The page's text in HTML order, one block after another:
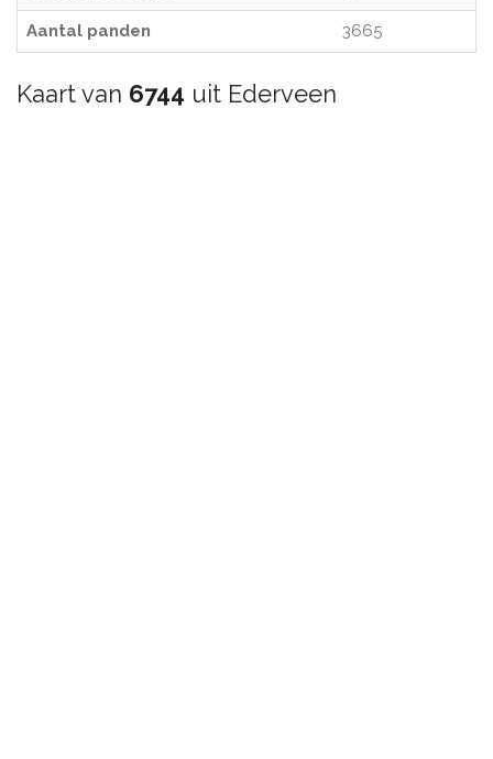
Aantal panden 3665
Kaart van 6744 uit Ederveen